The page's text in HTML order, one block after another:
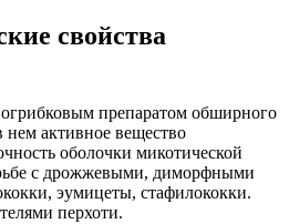
свойства
препаратом обширного
нем активное вещество
оболочки микотической
с дрожжевыми, диморфными
эумицеты, стафилококки.
перхоти.